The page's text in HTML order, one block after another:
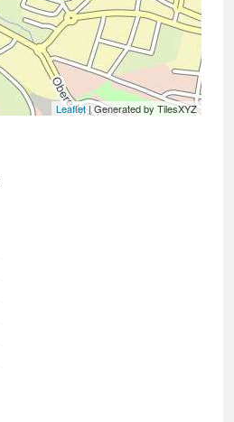
Leaflet| Generated by TilesXYZ